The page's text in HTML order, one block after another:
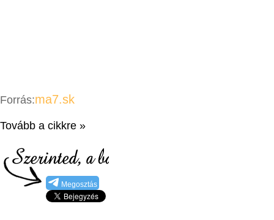
Forrás:ma7.sk
Tovább a cikkre »
Megosztás